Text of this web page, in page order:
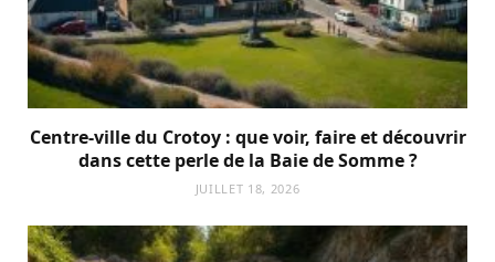
Centre-ville du Crotoy : que voir, faire et découvrir
dans cette perle de la Baie de Somme ?
JUILLET 18, 2026